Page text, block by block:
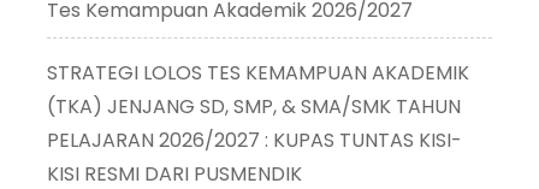
Tes Kemampuan Akademik 2026/2027
STRATEGI LOLOS TES KEMAMPUAN AKADEMIK
(TKA) JENJANG SD, SMP, & SMA/SMK TAHUN
PELAJARAN 2026/2027 : KUPAS TUNTAS KISI-
KISI RESMI DARI PUSMENDIK